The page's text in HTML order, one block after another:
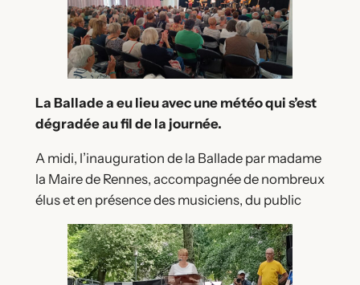
La Ballade a eu lieu avec une météo qui s’est
dégradée au fil de la journée.
A midi, l’inauguration de la Ballade par madame
la Maire de Rennes, accompagnée de nombreux
élus et en présence des musiciens, du public